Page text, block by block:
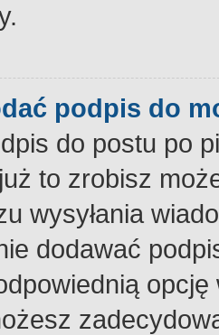
podpis do
do postu po
to zrobisz
wysyłania
dodawać